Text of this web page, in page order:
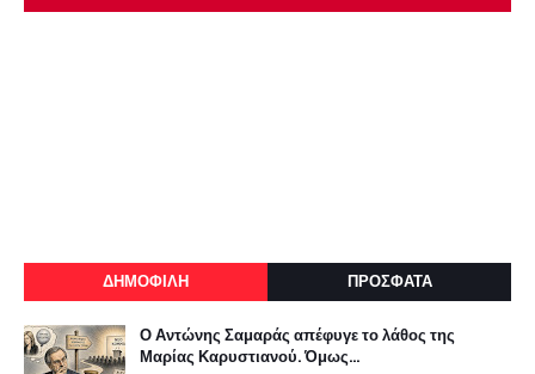
ΔΗΜΟΦΙΛΗ ΠΡΟΣΦΑΤΑ
Ο Αντώνης Σαμαράς απέφυγε το λάθος της
Μαρίας Καρυστιανού. Όμως...